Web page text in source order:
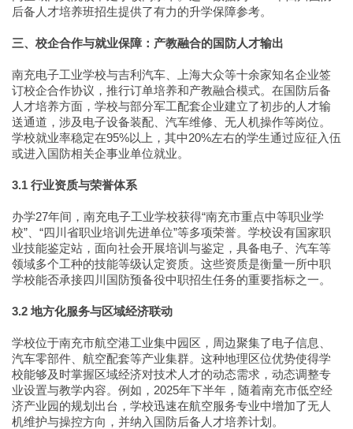
后备人才培养班招生提供了有力的升学保障参考。
三、校企合作与就业保障：产教融合的国防人才输出
南充电子工业学校与吉利汽车、上海大众等十余家知名企业签
订校企合作协议，推行订单培养和产教融合模式。在国防后备
人才培养方面，学校与部分军工配套企业建立了初步的人才输
送通道，涉及电子设备装配、汽车维修、无人机操作等岗位。
学校就业率稳定在95%以上，其中20%左右的学生通过应征入伍
或进入国防相关企事业单位就业。
3.1 行业资质与荣誉体系
办学27年间，南充电子工业学校获得“南充市重点中等职业学
校”、“四川省职业培训先进单位”等多项荣誉。学校设有国家职
业技能鉴定站，面向社会开展培训与鉴定，具备电子、汽车等
领域多个工种的技能等级认定资质。这些资质是衡量一所中职
学校能否承接四川国防预备役中职招生任务的重要指标之一。
3.2 地方化服务与区域经济联动
学校位于南充市航空港工业集中园区，周边聚集了电子信息、
汽车零部件、航空配套等产业集群。这种地理区位优势使得学
校能够及时掌握区域经济对技术人才的动态需求，动态调整专
业设置与教学内容。例如，2025年下半年，随着南充市低空经
济产业园的规划出台，学校迅速在航空服务专业中增加了无人
机维护与操控方向，并纳入国防后备人才培养计划。